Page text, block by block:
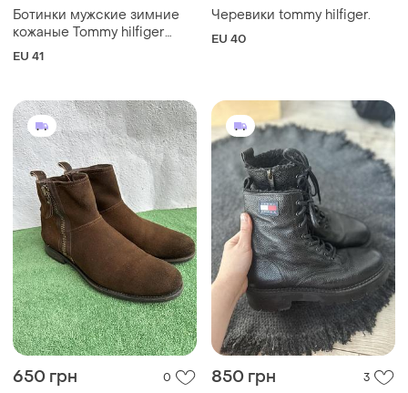
Ботинки мужские зимние
кожаные Tommy hilfiger
carlos 14w. оригинал!
EU 41
Черевики tommy hilfiger.
EU 40
650 грн 0 850 грн 3